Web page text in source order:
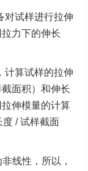
对试样进行拉伸
力下的伸长
计算试样的拉伸
面积）和伸长
伸模量的计算
/ 试样截面
线性，所以，